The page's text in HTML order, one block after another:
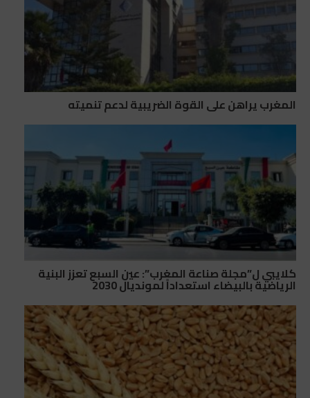
المغرب يراهن على القوة الضريبية لدعم تنميته
كلايبي ل”مجلة صناعة المغرب”: عين السبع تعزز البنية
الرياضية بالبيضاء استعداداً لمونديال 2030